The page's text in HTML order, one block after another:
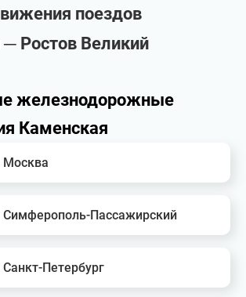
поездов
Ростов Великий
железнодорожные
Каменская
Москва
Симферополь-Пассажирский
Петербург